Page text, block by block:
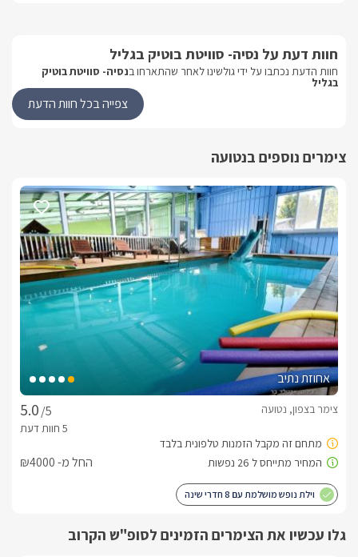
מבט פנים
מיטב החדשנות והטכנוליגה, עיצוב יוקרתי ומלכותי, ריהוט עשיר
ואווירת יוקרה שלא נראתה כמותה במקומות אירוח בארץ!בסוויטה
המפוארת תיהנו ממיטת ענק יוקרתית אורתופדית, מערכת קולנוע
תיהנו מגישה אל מתחם הגן מכל חדרי הסוויטה.במתחם הגן הפרטי
תהנו מבריכת שחייה מרוצפת קריסטלים מחוממת ובעלת קירוי
מודולארי חשמלי וחדשני וכוללת ספסל ישיבה, ג'קוזי ספא גדול
ואיכותי ניצב לצד הבריכה טמון עמוק בדק עץ איכותי, פינת ישיבה
נוחות ונעימות פזורות במרחב, מיטות שיזוף, מתחם ברביקיו מפנק,
גדר איכותית הנושאת את סמל המקום עוטפת את המתחם, תאורת
גן רומנטית וגן מטופח ומושקע.
בחורף
בעונה תיהנו מקירוי מודולארי חשמלי הנסגר ונפתח בלחיצות כפתור
ספא איכותי.
כלול באירוח
ולכל צורך.
חוות דעת על נסיה- סוויטת בוטיק בגליל
חוות הדעת נכתבו על ידי גולשינו לאחר שהתארחו בנסיה- סוויטת בוטיק
בגליל
צפייה בכל חוות הדעת
צימרים נוספים בנטועה
אחוזת נתיב
/5
צימר בצפון, נטועה
החל מ- ₪4000
וילת נופש מושלמת עם 8 חדרי שינה
גלו עכשיו את הצימרים הזמינים לסופ"ש הקרוב